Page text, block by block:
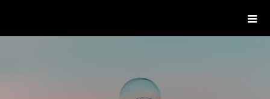
一般社団法人グローバル都市経営学